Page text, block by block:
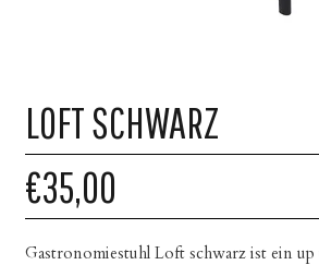
LOFT SCHWARZ
€35,00
Gastronomiestuhl Loft schwarz ist ein up